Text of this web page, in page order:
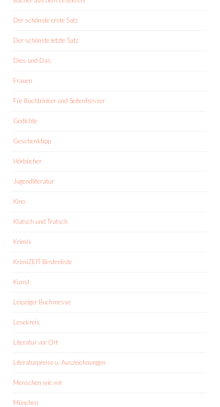
Der schönste erste Satz
Der schönste letzte Satz
Dies und Das
Frauen
Für Buchtrinker und Seitenfresser
Gedichte
Geschenktipp
Hörbücher
Jugendliteratur
Kino
Klatsch und Tratsch
Krimis
KrimiZEIT-Bestenliste
Kunst
Leipziger Buchmesse
Lesekreis
Literatur vor Ort
Literaturpreise u. Auszeichnungen
Menschen wie wir
München